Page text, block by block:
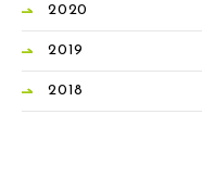
2020
2019
2018